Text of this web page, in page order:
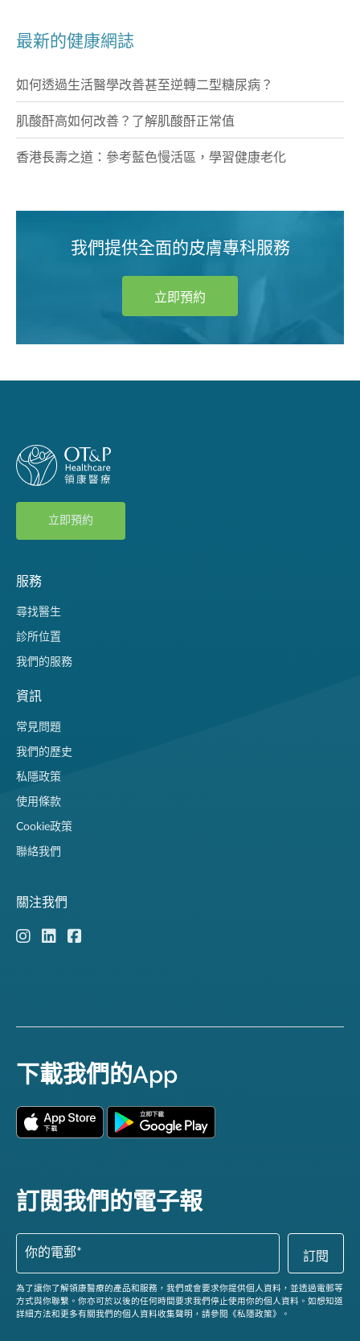
最新的健康網誌
如何透過生活醫學改善甚至逆轉二型糖尿病？
肌酸酐高如何改善？了解肌酸酐正常值
香港長壽之道：參考藍色慢活區，學習健康老化
我們提供全面的皮膚專科服務
立即預約
立即預約
服務
尋找醫生
診所位置
我們的服務
資訊
常見問題
我們的歷史
私隱政策
使用條款
Cookie政策
聯絡我們
關注我們
下載我們的App
訂閱我們的電子報
為了讓你了解領康醫療的產品和服務，我們或會要求你提供個人資料，並透過電郵等
方式與你聯繫。你亦可於以後的任何時間要求我們停止使用你的個人資料。如想知道
詳細方法和更多有關我們的個人資料收集聲明，請參閱《私隱政策》。